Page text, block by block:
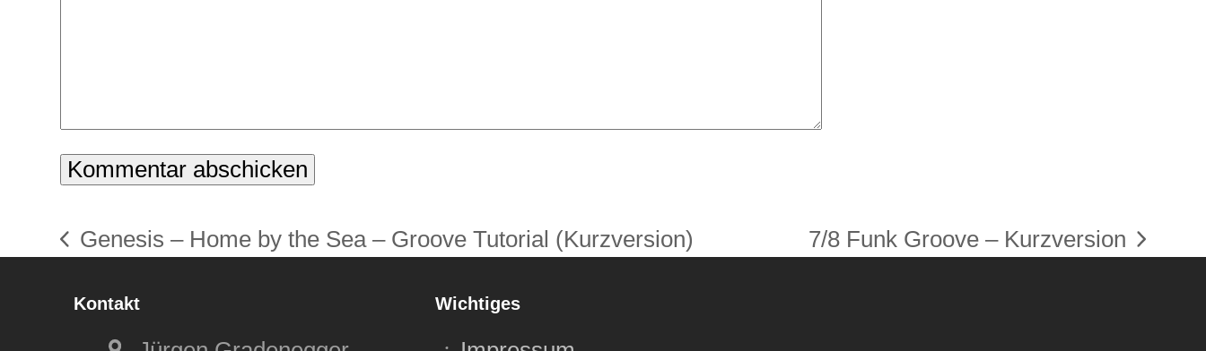
vorheriger
Genesis – Home by the Sea – Groove Tutorial (Kurzversion)
Nächster
7/8 Funk Groove – Kurzversion
Kontakt Wichtiges